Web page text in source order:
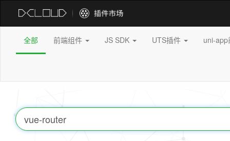
全部 前端组件 JS SDK UTS插件 uni-